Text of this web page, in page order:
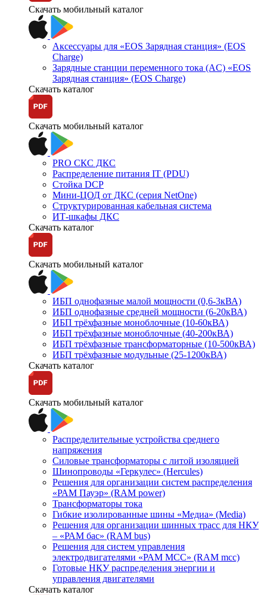
Скачать мобильный каталог
Аксессуары для «EOS Зарядная станция» (EOS
Charge)
Зарядные станции переменного тока (AC) «EOS
Зарядная станция» (EOS Charge)
Скачать каталог
Скачать мобильный каталог
PRO СКС ДКС
Распределение питания IT (PDU)
Стойка DCP
Мини-ЦОД от ДКС (серия NetOne)
Структурированная кабельная система
ИТ-шкафы ДКС
Скачать каталог
Скачать мобильный каталог
ИБП однофазные малой мощности (0,6-3кВА)
ИБП однофазные средней мощности (6-20кВА)
ИБП трёхфазные моноблочные (10-60кВА)
ИБП трёхфазные моноблочные (40-200кВА)
ИБП трёхфазные трансформаторные (10-500кВА)
ИБП трёхфазные модульные (25-1200кВА)
Скачать каталог
Скачать мобильный каталог
Распределительные устройства среднего
напряжения
Силовые трансформаторы с литой изоляцией
Шинопроводы «Геркулес» (Hercules)
Решения для организации систем распределения
«РАМ Пауэр» (RAM power)
Трансформаторы тока
Гибкие изолированные шины «Медиа» (Media)
Решения для организации шинных трасс для НКУ
– «РАМ бас» (RAM bus)
Решения для систем управления
электродвигателями «РАМ МСС» (RAM mcc)
Готовые НКУ распределения энергии и
управления двигателями
Скачать каталог